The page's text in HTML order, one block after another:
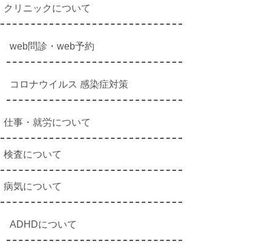
クリニックについて
web問診・web予約
コロナウイルス 感染症対策
仕事・就労について
検査について
病気について
ADHDについて